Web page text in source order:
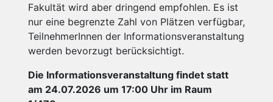
Fakultät wird aber dringend empfohlen. Es ist
nur eine begrenzte Zahl von Plätzen verfügbar,
TeilnehmerInnen der Informationsveranstaltung
werden bevorzugt berücksichtigt.
Die Informationsveranstaltung findet statt
am 24.07.2026 um 17:00 Uhr im Raum